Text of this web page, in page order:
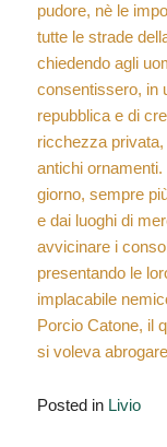
pudore, nè le
tutte le strade
chiedendo agli
consentissero, in
repubblica e di
ricchezza
antichi
giorno, sempre
e dai luoghi di
avvicinare i
presentando le
implacabile
Porcio Catone, il
si voleva
Posted in Livio